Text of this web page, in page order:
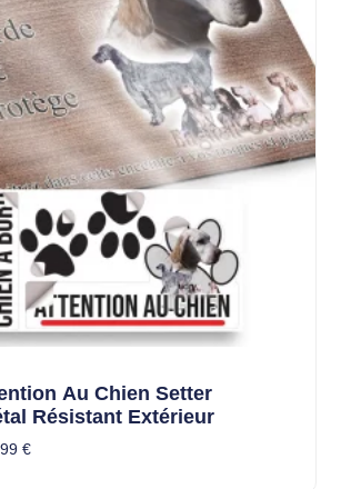
Au Chien Setter
Résistant Extérieur
€